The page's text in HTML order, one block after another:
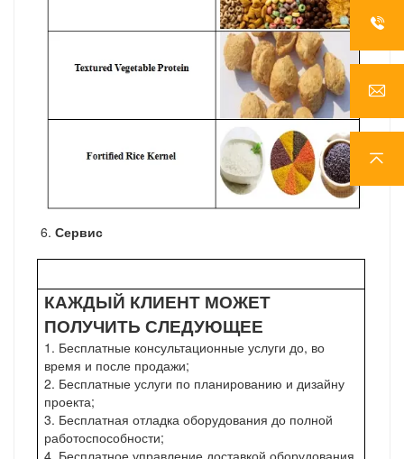
6. Сервис
КАЖДЫЙ КЛИЕНТ МОЖЕТ
ПОЛУЧИТЬ СЛЕДУЮЩЕЕ
1. Бесплатные консультационные услуги до, во
время и после продажи;
2. Бесплатные услуги по планированию и дизайну
проекта;
3. Бесплатная отладка оборудования до полной
работоспособности;
4. Бесплатное управление доставкой оборудования